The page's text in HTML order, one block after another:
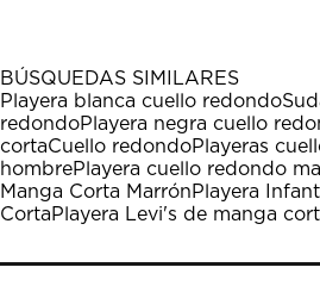
1
estrella
Esta
acción
abrirá
el
formulario
de
estrellas.
Esta
acción
abrirá
el
formulario
de
estrellas.
Esta
acción
abrirá
el
formulario
de
estrellas.
Esta
acción
abrirá
el
formulario
de
estrellas.
Esta
acción
abrirá
el
formulario
de
BÚSQUEDAS SIMILARES
Playera blanca cuello redondo
redondoPlayera negra cuello
cortaCuello redondoPlayeras
hombrePlayera cuello redondo
Manga Corta MarrónPlayera
CortaPlayera Levi's de manga